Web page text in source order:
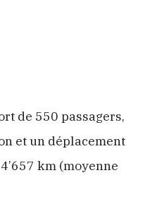
de 550 passagers,
et un déplacement
km (moyenne